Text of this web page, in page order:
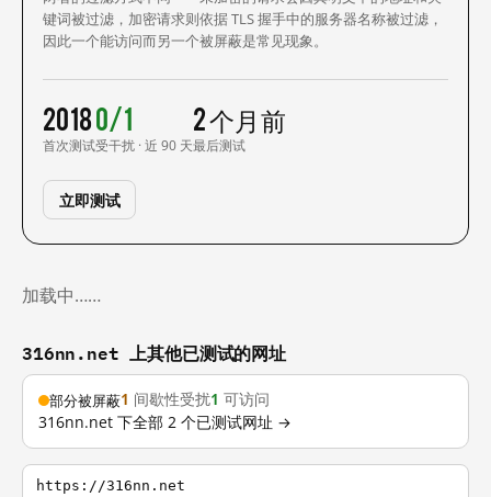
键词被过滤，加密请求则依据 TLS 握手中的服务器名称被过滤，
因此一个能访问而另一个被屏蔽是常见现象。
2018
首次测试
0/1
受干扰 · 近 90 天
2 个月前
最后测试
立即测试
加载中……
316nn.net 上其他已测试的网址
部分被屏蔽1 间歇性受扰1 可访问
316nn.net 下全部 2 个已测试网址 →
https://316nn.net